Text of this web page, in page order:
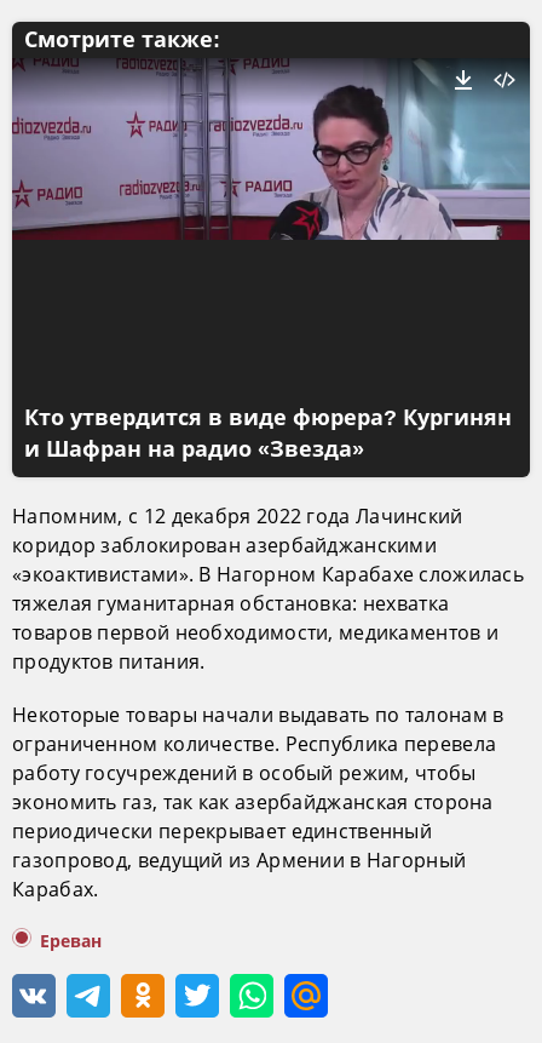
Смотрите также:
Кто утвердится в виде фюрера? Кургинян
и Шафран на радио «Звезда»
Напомним, с 12 декабря 2022 года Лачинский
коридор заблокирован азербайджанскими
«экоактивистами». В Нагорном Карабахе сложилась
тяжелая гуманитарная обстановка: нехватка
товаров первой необходимости, медикаментов и
продуктов питания.
Некоторые товары начали выдавать по талонам в
ограниченном количестве. Республика перевела
работу госучреждений в особый режим, чтобы
экономить газ, так как азербайджанская сторона
периодически перекрывает единственный
газопровод, ведущий из Армении в Нагорный
Карабах.
Ереван